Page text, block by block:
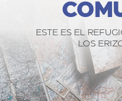
ESTE ES EL
LOS